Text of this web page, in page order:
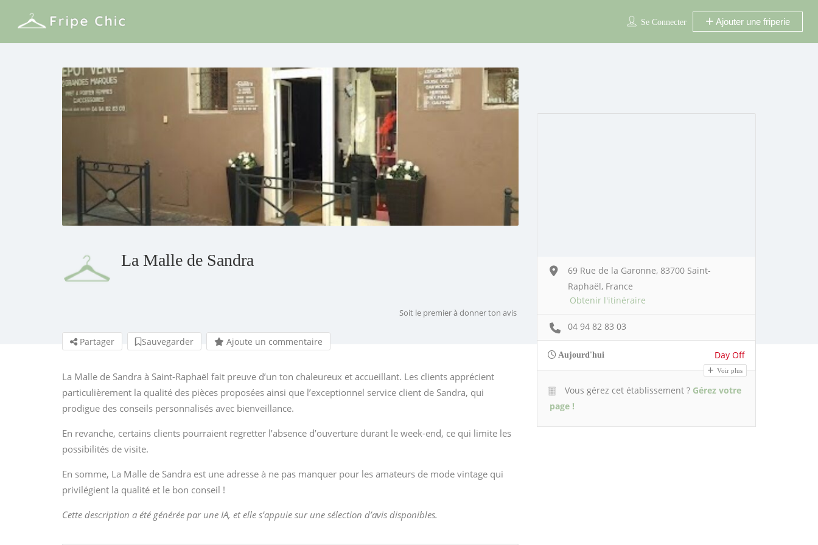
Se Connecter Ajouter une friperie
La Malle de Sandra
Soit le premier à donner ton avis
Partager Sauvegarder Ajoute un commentaire
La Malle de Sandra à Saint-Raphaël fait preuve d’un ton chaleureux et accueillant. Les clients apprécient
particulièrement la qualité des pièces proposées ainsi que l’exceptionnel service client de Sandra, qui
prodigue des conseils personnalisés avec bienveillance.
En revanche, certains clients pourraient regretter l’absence d’ouverture durant le week-end, ce qui limite les
possibilités de visite.
En somme, La Malle de Sandra est une adresse à ne pas manquer pour les amateurs de mode vintage qui
privilégient la qualité et le bon conseil !
Cette description a été générée par une IA, et elle s’appuie sur une sélection d’avis disponibles.
69 Rue de la Garonne, 83700 Saint-
Raphaël, France
Obtenir l'itinéraire
04 94 82 83 03
Aujourd'hui Day Off
Voir plus
Vous gérez cet établissement ? Gérez votre
page !